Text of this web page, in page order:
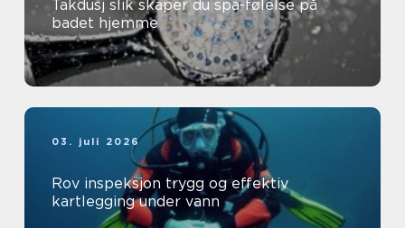
Takdusj slik skaper du spa-følelse på
badet hjemme
03. juli 2026
Rov inspeksjon trygg og effektiv
kartlegging under vann